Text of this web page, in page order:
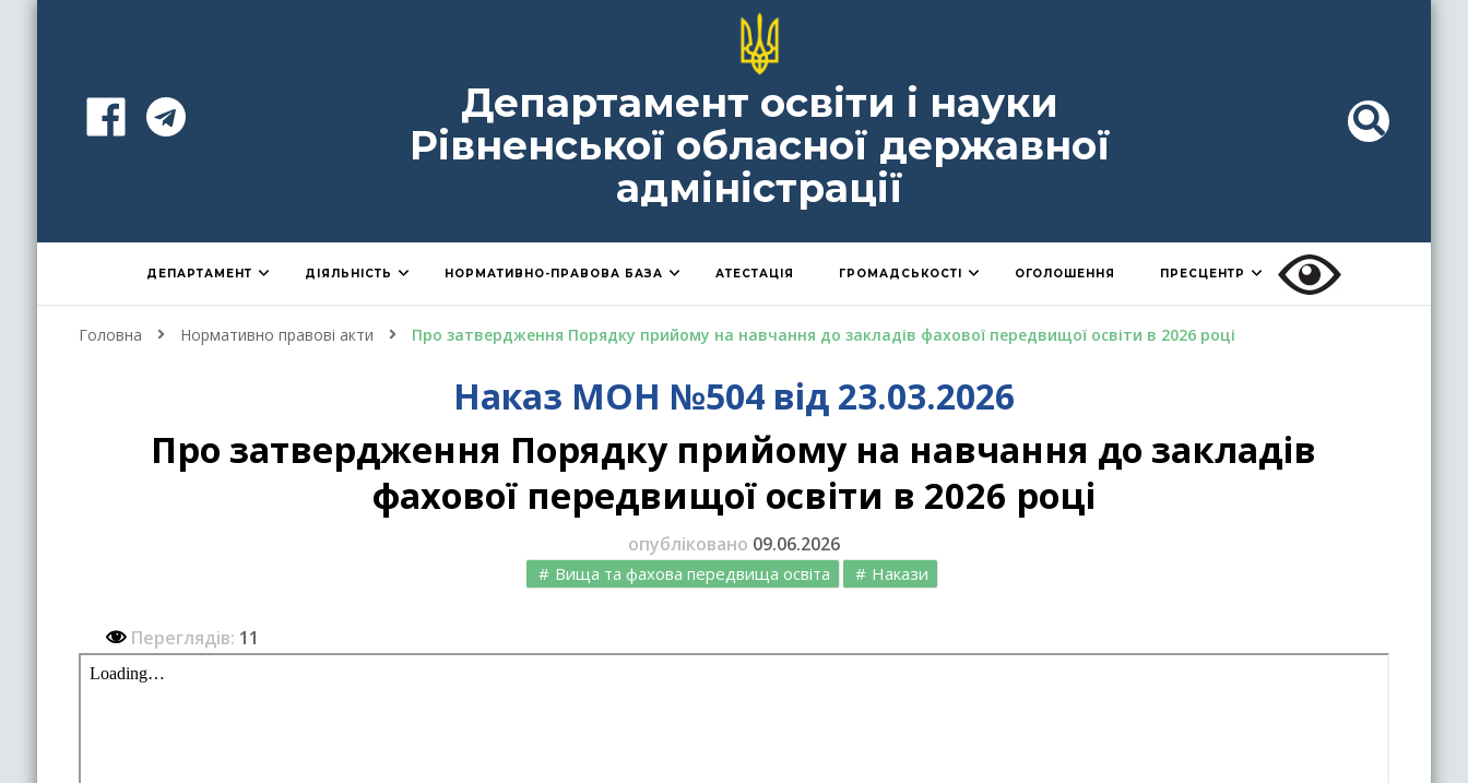
Департамент освіти і науки
Рівненської обласної державної
адміністрації
ДЕПАРТАМЕНТ ДІЯЛЬНІСТЬ НОРМАТИВНО-ПРАВОВА БАЗА АТЕСТАЦІЯ ГРОМАДСЬКОСТІ ОГОЛОШЕННЯ ПРЕСЦЕНТР
Головна Нормативно правові акти Про затвердження Порядку прийому на навчання до закладів фахової передвищої освіти в 2026 році
Наказ МОН №504 від 23.03.2026
Про затвердження Порядку прийому на навчання до закладів
фахової передвищої освіти в 2026 році
опубліковано 09.06.2026
Вища та фахова передвища освіта Накази
Переглядів: 11